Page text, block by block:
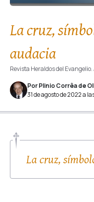
La cruz,
audacia
Revista Heraldos del
Por Plinio Corrêa de
31 de agosto de 2022 a
La cruz,